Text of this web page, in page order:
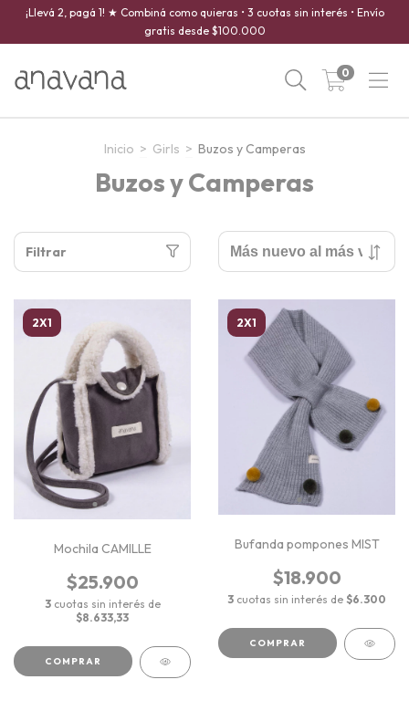
¡Llevá 2, pagá 1! ★ Combiná como quieras • 3 cuotas sin interés • Envío
gratis desde $100.000
0
Inicio > Girls > Buzos y Camperas
Buzos y Camperas
Filtrar
2X1
Mochila CAMILLE
$25.900
3 cuotas sin interés de
$8.633,33
COMPRAR
2X1
Bufanda pompones MIST
$18.900
3 cuotas sin interés de $6.300
COMPRAR